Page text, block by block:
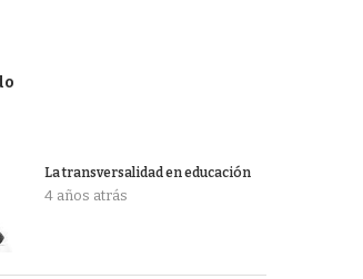
La transversalidad en educación
4 años atrás